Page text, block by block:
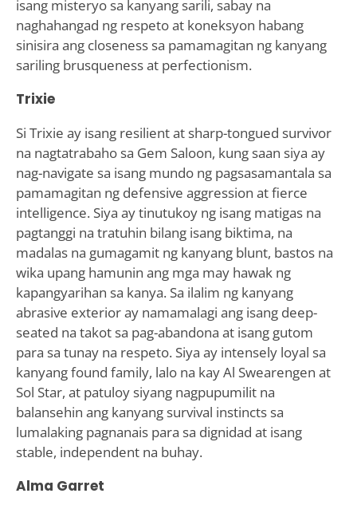
isang misteryo sa kanyang sarili, sabay na
naghahangad ng respeto at koneksyon habang
sinisira ang closeness sa pamamagitan ng kanyang
sariling brusqueness at perfectionism.
Trixie
Si Trixie ay isang resilient at sharp-tongued survivor
na nagtatrabaho sa Gem Saloon, kung saan siya ay
nag-navigate sa isang mundo ng pagsasamantala sa
pamamagitan ng defensive aggression at fierce
intelligence. Siya ay tinutukoy ng isang matigas na
pagtanggi na tratuhin bilang isang biktima, na
madalas na gumagamit ng kanyang blunt, bastos na
wika upang hamunin ang mga may hawak ng
kapangyarihan sa kanya. Sa ilalim ng kanyang
abrasive exterior ay namamalagi ang isang deep-
seated na takot sa pag-abandona at isang gutom
para sa tunay na respeto. Siya ay intensely loyal sa
kanyang found family, lalo na kay Al Swearengen at
Sol Star, at patuloy siyang nagpupumilit na
balansehin ang kanyang survival instincts sa
lumalaking pagnanais para sa dignidad at isang
stable, independent na buhay.
Alma Garret